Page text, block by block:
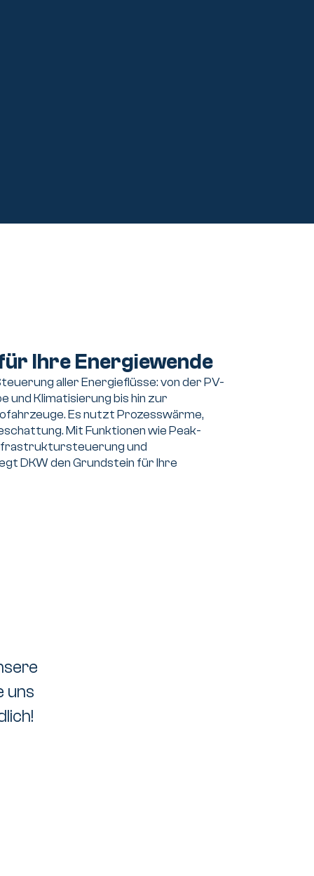
Ihre Energiewende
aller Energieflüsse: von der PV-
und Klimatisierung bis hin zur
Es nutzt Prozesswärme,
Mit Funktionen wie Peak-
und
DKW den Grundstein für Ihre
uns